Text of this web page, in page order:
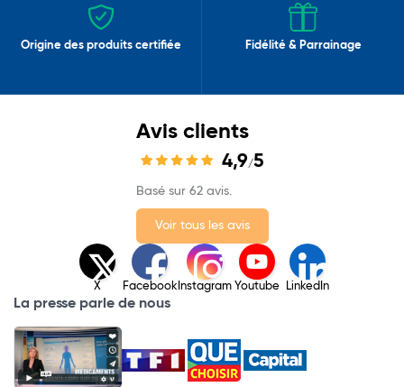
Origine des produits certifiée Fidélité & Parrainage
Avis clients
4,9/5
Basé sur 62 avis.
Voir tous les avis
X Facebook Instagram Youtube LinkedIn
La presse parle de nous